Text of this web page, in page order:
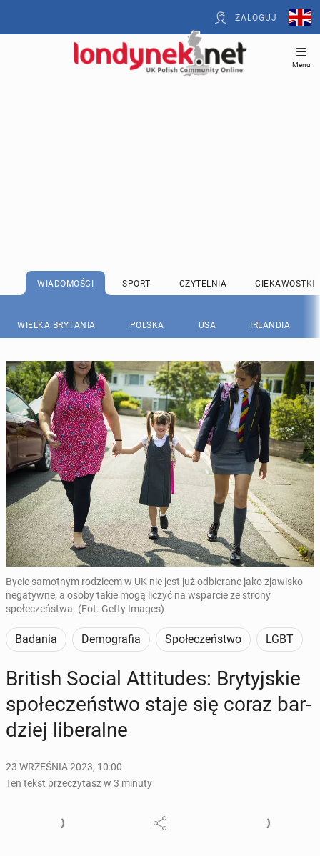
ZALOGUJ
Menu
WIADOMOŚCI SPORT CZYTELNIA CIEKAWOSTKI
WIELKA BRYTANIA POLSKA USA IRLANDIA
Bycie samotnym rodzicem w UK nie jest już odbierane jako zjawisko
negatywne, a osoby takie mogą liczyć na wsparcie ze strony
społeczeństwa. (Fot. Getty Images)
Badania Demografia Społeczeństwo LGBT
British Social At­ti­tu­des: Bry­tyj­skie
spo­łe­czeń­stwo staje się coraz bar­
dziej li­be­ral­ne
23 WRZEŚNIA 2023, 10:00
Ten tekst przeczytasz w 3 minuty